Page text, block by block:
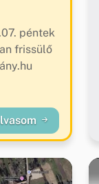
péntek
frissülő